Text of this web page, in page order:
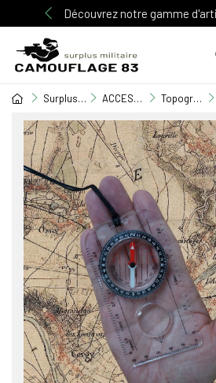
Découvrez notre gamme
Surplus Militaire ACCESSOIRE MILITAIRE Topographie